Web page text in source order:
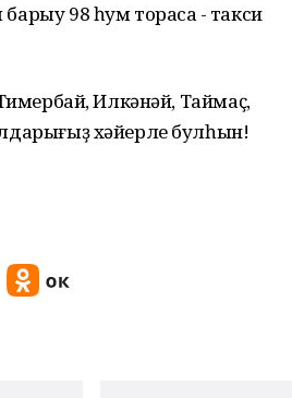
98 һум торасаҡ - такси
Илкәнәй, Таймаҫ,
хәйерле булһын!